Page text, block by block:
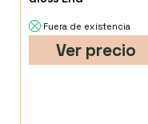
Fuera de existencia
Ver precio